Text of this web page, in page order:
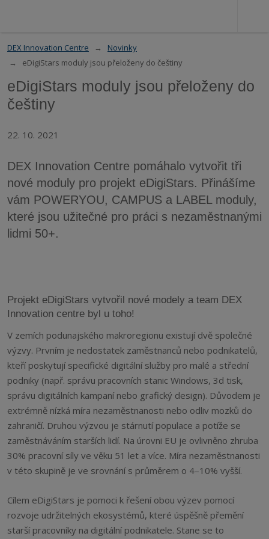
DEX Innovation Centre
Novinky
eDigiStars moduly jsou přeloženy do češtiny
eDigiStars moduly jsou přeloženy do
češtiny
22. 10. 2021
DEX Innovation Centre pomáhalo vytvořit tři
nové moduly pro projekt eDigiStars. Přinášíme
vám POWERYOU, CAMPUS a LABEL moduly,
které jsou užitečné pro práci s nezaměstnanými
lidmi 50+.
Projekt eDigiStars vytvořil nové modely a team DEX
Innovation centre byl u toho!
V zemích podunajského makroregionu existují dvě společné
výzvy. Prvním je nedostatek zaměstnanců nebo podnikatelů,
kteří poskytují specifické digitální služby pro malé a střední
podniky (např. správu pracovních stanic Windows, 3d tisk,
správu digitálních kampaní nebo grafický design). Důvodem je
extrémně nízká míra nezaměstnanosti nebo odliv mozků do
zahraničí. Druhou výzvou je stárnutí populace a potíže se
zaměstnáváním starších lidí. Na úrovni EU je ovlivněno zhruba
30% pracovní síly ve věku 51 let a více. Míra nezaměstnanosti
v této skupině je ve srovnání s průměrem o 4–10% vyšší.
Cílem eDigiStars je pomoci k řešení obou výzev pomocí
rozvoje udržitelných ekosystémů, které úspěšně přemění
starší pracovníky na digitální podnikatele. Stane se to